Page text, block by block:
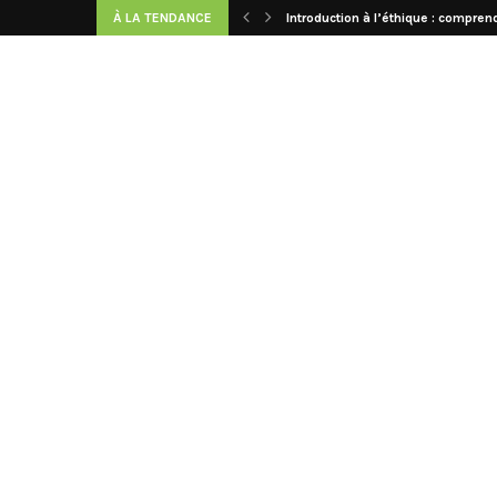
À LA TENDANCE Introduction à l’éthique :